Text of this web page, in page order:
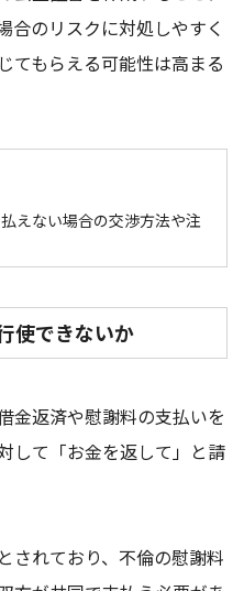
合のリスクに対処しやすく
てもらえる可能性は高まる
えない場合の交渉方法や注
使できないか
金返済や慰謝料の支払いを
して「お金を返して」と請
されており、不倫の慰謝料